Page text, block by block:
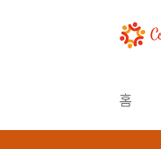
홈